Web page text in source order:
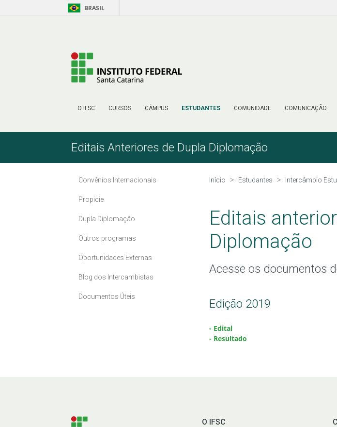
Pular para o Conteúdo BRASIL
O IFSC CURSOS CÂMPUS ESTUDANTES COMUNIDADE COMUNICAÇÃO
Editais Anteriores de Dupla Diplomação
Convênios Internacionais
Propicie
Dupla Diplomação
Outros programas
Oportunidades Externas
Blog dos Intercambistas
Documentos Úteis
Início Estudantes Intercâmbio
Editais
Diplomação
Acesse os documentos
Edição 2019
- Edital
- Resultado
O IFSC